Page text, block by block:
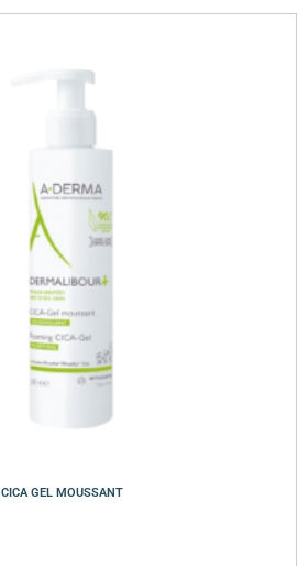
GEL MOUSSANT